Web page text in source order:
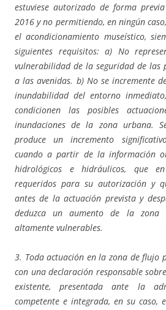
estuviese autorizado de forma
2016 y no permitiendo, en ningún
el acondicionamiento museístico,
siguientes requisitos: a) No
vulnerabilidad de la seguridad de las
a las avenidas. b) No se incremente
inundabilidad del entorno
condicionen las posibles
inundaciones de la zona urbana.
produce un incremento
cuando a partir de la información
hidrológicos e hidráulicos, que
requeridos para su autorización y
antes de la actuación prevista y
deduzca un aumento de la zona
altamente vulnerables.
3. Toda actuación en la zona de flujo
con una declaración responsable
existente, presentada ante la
competente e integrada, en su caso,